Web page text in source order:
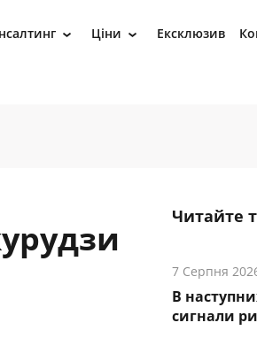
› Ціни › Ексклюзив
Читайте
7 Серпня
В
cигнали